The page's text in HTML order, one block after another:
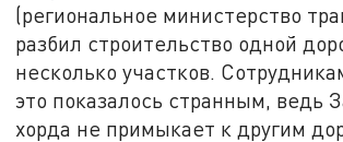
(региональное министерство
разбил строительство одной
несколько участков.
это показалось странным, ведь
хорда не примыкает к другим